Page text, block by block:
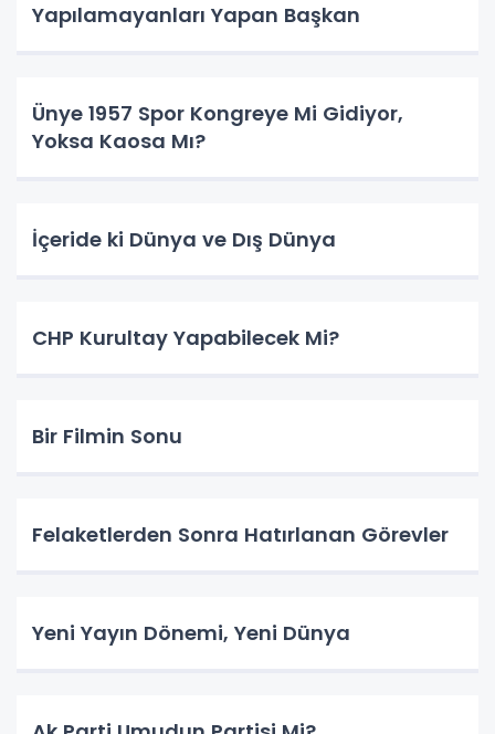
Yapılamayanları Yapan Başkan
Ünye 1957 Spor Kongreye Mi Gidiyor,
Yoksa Kaosa Mı?
İçeride ki Dünya ve Dış Dünya
CHP Kurultay Yapabilecek Mi?
Bir Filmin Sonu
Felaketlerden Sonra Hatırlanan Görevler
Yeni Yayın Dönemi, Yeni Dünya